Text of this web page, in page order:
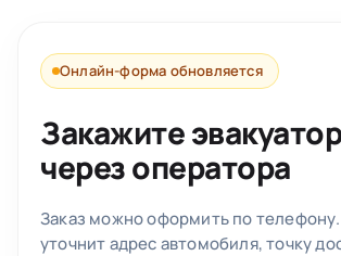
Онлайн-форма обновляется
Закажите эвакуатор
через оператора
Заказ можно оформить по
уточнит адрес автомобиля, точку